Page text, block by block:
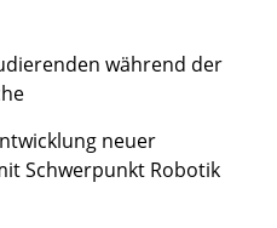
während der
neuer
Schwerpunkt Robotik